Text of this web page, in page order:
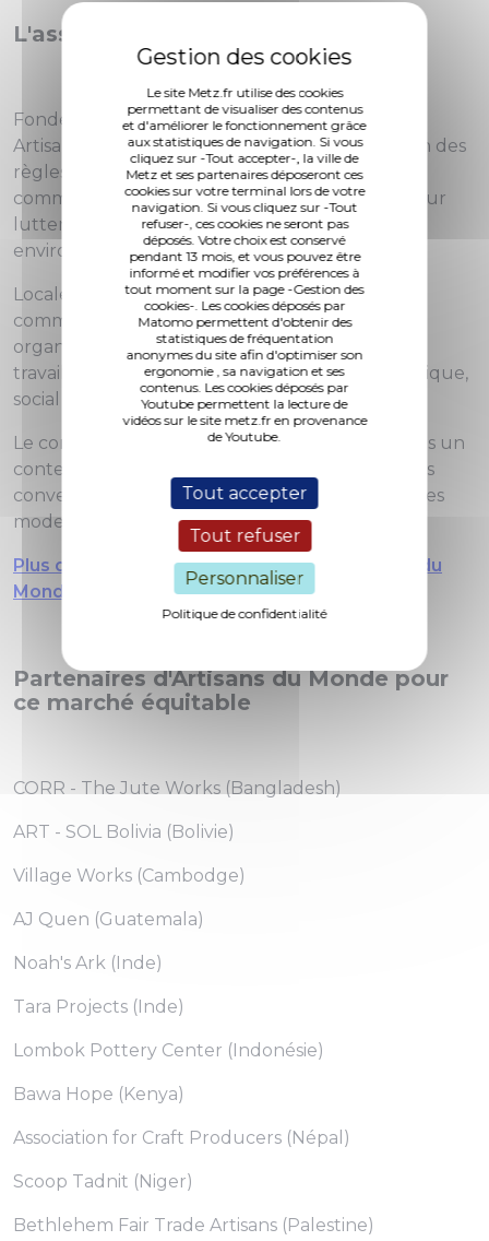
Le site Metz.fr utilise des cookies
permettant de visualiser des contenus
et d'améliorer le fonctionnement grâce
aux statistiques de navigation. Si vous
cliquez sur -Tout accepter-, la ville de
Metz et ses partenaires déposeront ces
cookies sur votre terminal lors de votre
navigation. Si vous cliquez sur -Tout
refuser-, ces cookies ne seront pas
déposés. Votre choix est conservé
pendant 13 mois, et vous pouvez être
informé et modifier vos préférences à
tout moment sur la page -Gestion des
cookies-. Les cookies déposés par
Matomo permettent d'obtenir des
statistiques de fréquentation
anonymes du site afin d'optimiser son
ergonomie , sa navigation et ses
contenus. Les cookies déposés par
Youtube permettent la lecture de
vidéos sur le site metz.fr en provenance
de Youtube.
Tout accepter
Tout refuser
Personnaliser
Politique de confidentialité
L'association Artisans du Monde
Fondée en 1974 par l'Abbé Pierre, l'association
Artisans du Monde milite pour la transformation des
règles et des relations commerciales vers un
commerce plus équitable, urgence absolue pour
lutter contre la pauvreté et relever les défis
environnementaux.
Localement et à l'échelle internationale, le
commerce équitable renforce et fédère les
organisations collectives de producteurs et
travailleurs réunies autour d'un projet économique,
social et environnemental.
Le commerce équitable offre à ces organisations un
contexte économique sécurisant qui favorise les
conventions en bio et les investissements dans les
modes de production plus durables.
Plus d'informations sur l'association Artisans du
Monde à Metz
Partenaires d'Artisans du Monde pour
ce marché équitable
CORR - The Jute Works (Bangladesh)
ART - SOL Bolivia (Bolivie)
Village Works (Cambodge)
AJ Quen (Guatemala)
Noah's Ark (Inde)
Tara Projects (Inde)
Lombok Pottery Center (Indonésie)
Bawa Hope (Kenya)
Association for Craft Producers (Népal)
Scoop Tadnit (Niger)
Bethlehem Fair Trade Artisans (Palestine)